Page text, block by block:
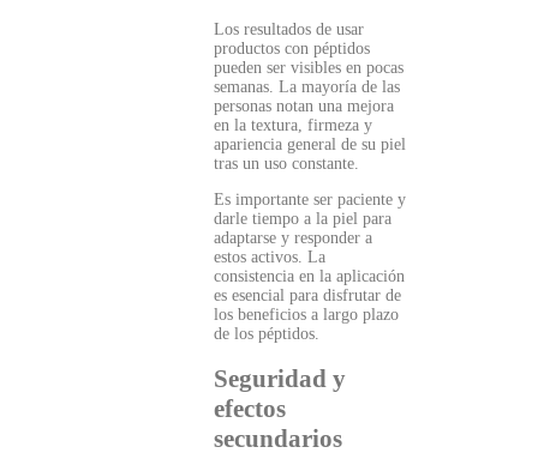
Los resultados de usar
productos con péptidos
pueden ser visibles en pocas
semanas. La mayoría de las
personas notan una mejora
en la textura, firmeza y
apariencia general de su piel
tras un uso constante.
Es importante ser paciente y
darle tiempo a la piel para
adaptarse y responder a
estos activos. La
consistencia en la aplicación
es esencial para disfrutar de
los beneficios a largo plazo
de los péptidos.
Seguridad y
efectos
secundarios